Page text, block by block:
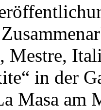
Mestre,
in der
Masa am